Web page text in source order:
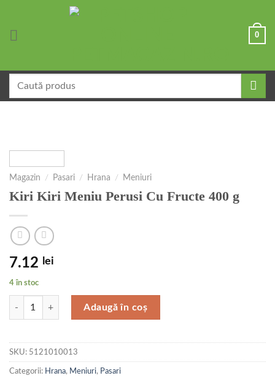
0
după:
Magazin / Pasari / Hrana / Meniuri
Kiri Kiri Meniu Perusi Cu Fructe 400 g
7.12 lei
4 în stoc
Cantitate Kiri Kiri Meniu Perusi Cu Fructe 400 g
Adaugă în coș
SKU: 5121010013
Categorii: Hrana, Meniuri, Pasari